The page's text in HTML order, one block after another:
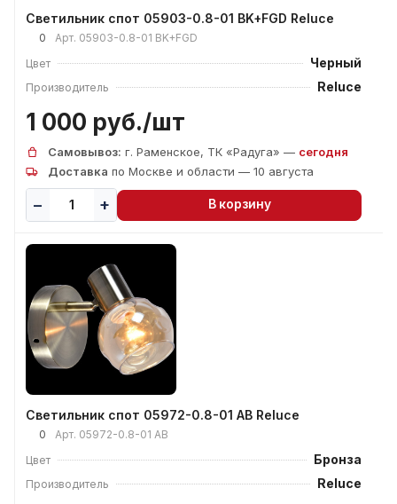
Светильник спот 05903-0.8-01 BK+FGD Reluce
0 Арт. 05903-0.8-01 BK+FGD
Цвет
Черный
Производитель Reluce
1 000 руб./шт
Самовывоз: г. Раменское, ТК «Радуга» — сегодня
Доставка по Москве и области — 10 августа
В корзину
Светильник спот 05972-0.8-01 AB Reluce
0 Арт. 05972-0.8-01 AB
Цвет
Бронза
Производитель Reluce